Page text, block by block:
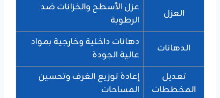
العزل
عزل الأسطح والخزانات ضد
الرطوبة
الدهانات
دهانات داخلية وخارجية بمواد
عالية الجودة
تعديل
المخططات
إعادة توزيع الغرف وتحسين
المساحات